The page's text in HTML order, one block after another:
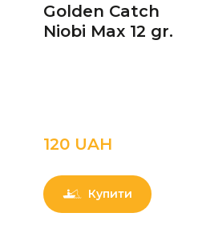
Golden Catch
Niobi Max 12 gr.
120 UAН
Купити